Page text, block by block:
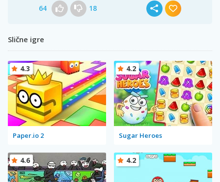
64 18
Slične igre
Paper.io 2
4.3
Sugar Heroes
4.2
4.6 4.2